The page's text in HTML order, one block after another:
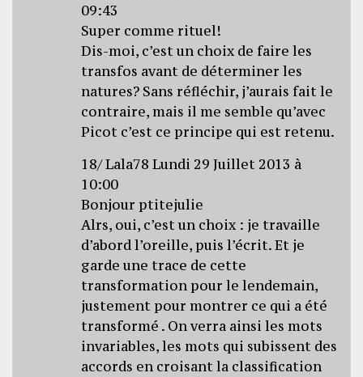
09:43
Super comme rituel!
Dis-moi, c’est un choix de faire les
transfos avant de déterminer les
natures? Sans réfléchir, j’aurais fait le
contraire, mais il me semble qu’avec
Picot c’est ce principe qui est retenu.
18/ Lala78 Lundi 29 Juillet 2013 à
10:00
Bonjour ptitejulie
Alrs, oui, c’est un choix : je travaille
d’abord l’oreille, puis l’écrit. Et je
garde une trace de cette
transformation pour le lendemain,
justement pour montrer ce qui a été
transformé . On verra ainsi les mots
invariables, les mots qui subissent des
accords en croisant la classification